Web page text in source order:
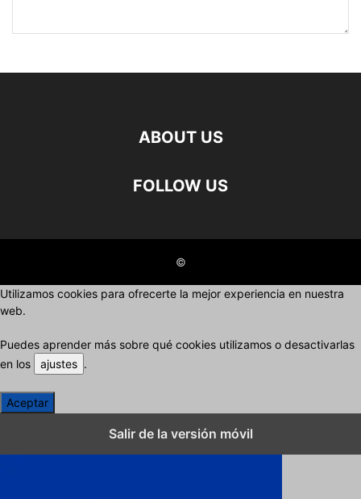
ABOUT US
FOLLOW US
©
Utilizamos cookies para ofrecerte la mejor experiencia en nuestra
web.
Puedes aprender más sobre qué cookies utilizamos o desactivarlas
en los
ajustes .
Aceptar
Salir de la versión móvil